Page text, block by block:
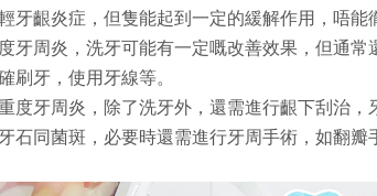
牙齦炎症，但隻能起到一定的緩解作用，唔能
牙周炎，洗牙可能有一定嘅改善效果，但通常
刷牙，使用牙線等。
度牙周炎，除了洗牙外，還需進行齦下刮治，
石同菌斑，必要時還需進行牙周手術，如翻瓣